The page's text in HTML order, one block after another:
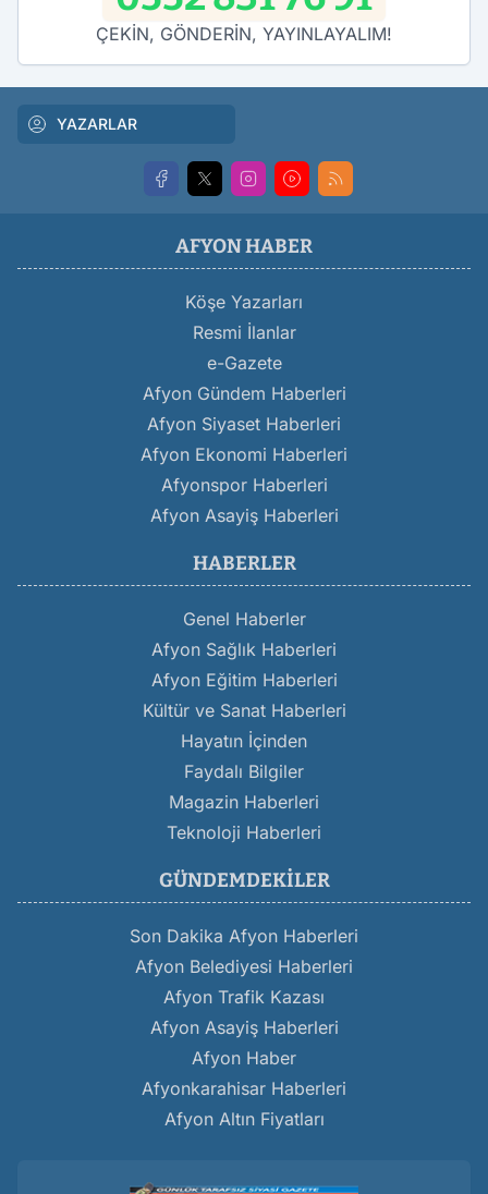
ÇEKİN, GÖNDERİN, YAYINLAYALIM!
YAZARLAR
AFYON HABER
Köşe Yazarları
Resmi İlanlar
e-Gazete
Afyon Gündem Haberleri
Afyon Siyaset Haberleri
Afyon Ekonomi Haberleri
Afyonspor Haberleri
Afyon Asayiş Haberleri
HABERLER
Genel Haberler
Afyon Sağlık Haberleri
Afyon Eğitim Haberleri
Kültür ve Sanat Haberleri
Hayatın İçinden
Faydalı Bilgiler
Magazin Haberleri
Teknoloji Haberleri
GÜNDEMDEKILER
Son Dakika Afyon Haberleri
Afyon Belediyesi Haberleri
Afyon Trafik Kazası
Afyon Asayiş Haberleri
Afyon Haber
Afyonkarahisar Haberleri
Afyon Altın Fiyatları